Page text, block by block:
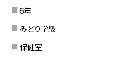
6年
みどり学級
保健室